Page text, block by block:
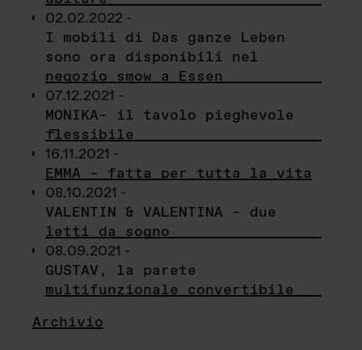
02.02.2022 -
I mobili di Das ganze Leben
sono ora disponibili nel
negozio smow a Essen
07.12.2021 -
MONIKA– il tavolo pieghevole
flessibile
16.11.2021 -
EMMA – fatta per tutta la vita
08.10.2021 -
VALENTIN & VALENTINA – due
letti da sogno
08.09.2021 -
GUSTAV, la parete
multifunzionale convertibile
Archivio